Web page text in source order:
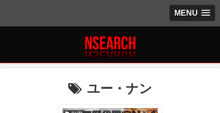
MENU
ユー・ナン